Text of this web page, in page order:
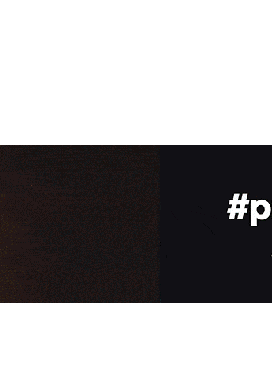
de créditos